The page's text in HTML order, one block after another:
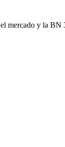
mercado y la